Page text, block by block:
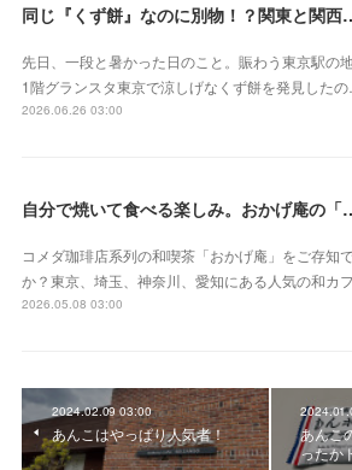
同じ『くず餅』な
先日、一段と暑かった日のこと。賑わう東京駅の
1階グランスタ東京で涼しげなくず餅を発見したの…
2026.06.26 03:00
自分で焼いて食べ
コメダ珈琲店系列の和喫茶「おかげ庵」をご存知
か？東京、埼玉、神奈川、愛知にある人気の和カ
2026.05.08 03:00
2024.02.09 03:00
あんこはやっぱり人気者！
あんこ
ったか